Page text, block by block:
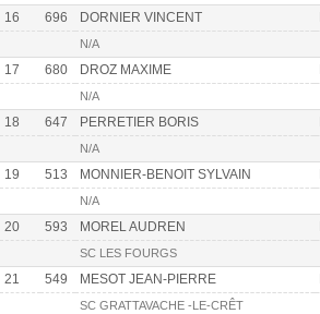
16 696 DORNIER VINCENT
N/A
17 680 DROZ MAXIME
N/A
18 647 PERRETIER BORIS
N/A
19 513 MONNIER-BENOIT SYLVAIN
N/A
20 593 MOREL AUDREN
SC LES FOURGS
21 549 MESOT JEAN-PIERRE
SC GRATTAVACHE -LE-CRÊT